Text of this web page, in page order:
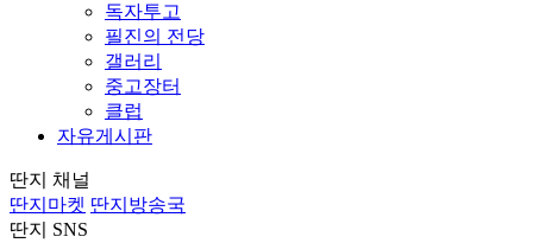
독자투고
필진의 전당
갤러리
중고장터
클럽
자유게시판
딴지 채널
딴지마켓 딴지방송국
딴지 SNS